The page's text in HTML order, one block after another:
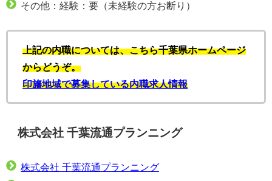
その他：経験：要（未経験の方お断り）
上記の内職については、こちら千葉県ホームページ
からどうぞ。
印旛地域で募集している内職求人情報
株式会社 千葉流通プランニング
株式会社 千葉流通プランニング